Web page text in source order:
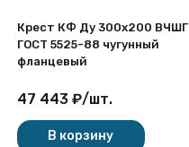
Крест КФ Ду 300х200 ВЧШГ
ГОСТ 5525-88 чугунный
фланцевый
47 443 ₽/шт.
В корзину